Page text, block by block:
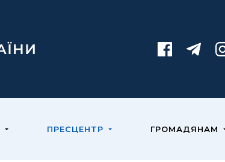
ПРЕСЦЕНТР ГРОМАДЯНАМ